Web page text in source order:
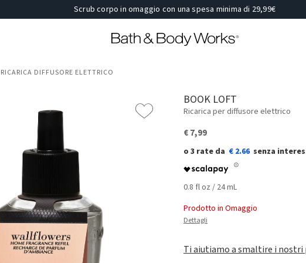
Scrub corpo in omaggio con una spesa minima di 29,99€
RICARICA DIFFUSORE ELETTRICO
BOOK LOFT
Ricarica per diffusore elettrico
€ 7,99
€ 2.66
0.8 fl oz / 24 mL
Prodotto in Omaggio
Dettagli
Ti aiutiamo a smaltire i